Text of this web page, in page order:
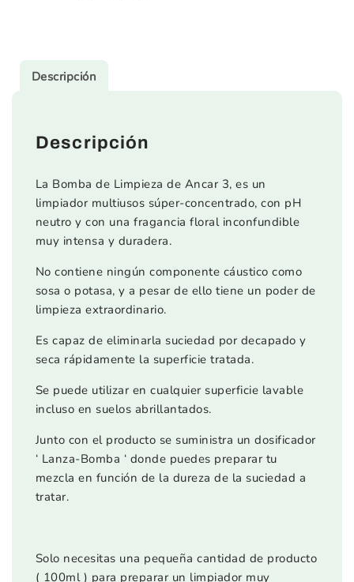
Bayeta
Microfibra
Descripción
Descripción
La Bomba de Limpieza de Ancar 3, es un
limpiador multiusos súper-concentrado, con pH
neutro y con una fragancia floral inconfundible
muy intensa y duradera.
No contiene ningún componente cáustico como
sosa o potasa, y a pesar de ello tiene un poder de
limpieza extraordinario.
Es capaz de eliminarla suciedad por decapado y
seca rápidamente la superficie tratada.
Se puede utilizar en cualquier superficie lavable
incluso en suelos abrillantados.
Junto con el producto se suministra un dosificador
‘ Lanza-Bomba ‘ donde puedes preparar tu
mezcla en función de la dureza de la suciedad a
tratar.
Solo necesitas una pequeña cantidad de producto
( 100ml ) para preparar un limpiador muy